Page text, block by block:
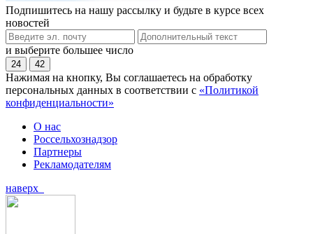
Подпишитесь на нашу рассылку и будьте в курсе всех
новостей
и выберите большее число
24 42
Нажимая на кнопку, Вы соглашаетесь на обработку
персональных данных в соответствии с «Политикой
конфиденциальности»
О нас
Россельхознадзор
Партнеры
Рекламодателям
наверх